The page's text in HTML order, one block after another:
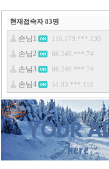
현재접속자 83명